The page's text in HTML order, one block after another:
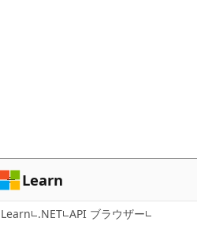
ン
ツ
に
ス
ゲ
ー
シ
ョ
Learn
Learn .NET API ブラウザー